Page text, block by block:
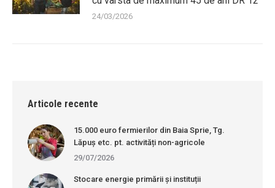
24/03/2026
Articole recente
15.000 euro fermierilor din Baia Sprie, Tg.
Lăpuș etc. pt. activități non-agricole
29/07/2026
Stocare energie primării și instituții